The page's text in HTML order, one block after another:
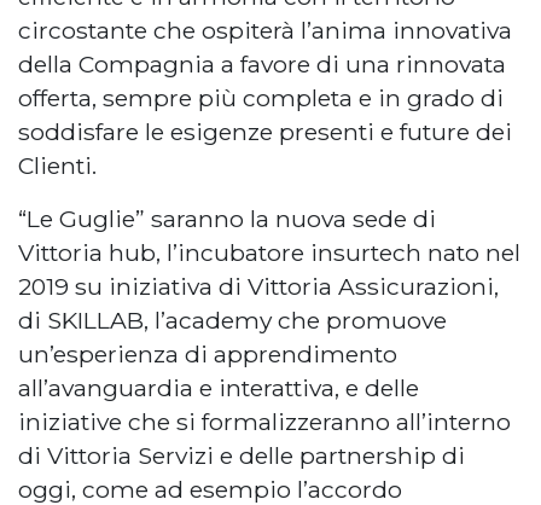
circostante che ospiterà l’anima innovativa
della Compagnia a favore di una rinnovata
offerta, sempre più completa e in grado di
soddisfare le esigenze presenti e future dei
Clienti.
“Le Guglie” saranno la nuova sede di
Vittoria hub, l’incubatore insurtech nato nel
2019 su iniziativa di Vittoria Assicurazioni,
di SKILLAB, l’academy che promuove
un’esperienza di apprendimento
all’avanguardia e interattiva, e delle
iniziative che si formalizzeranno all’interno
di Vittoria Servizi e delle partnership di
oggi, come ad esempio l’accordo